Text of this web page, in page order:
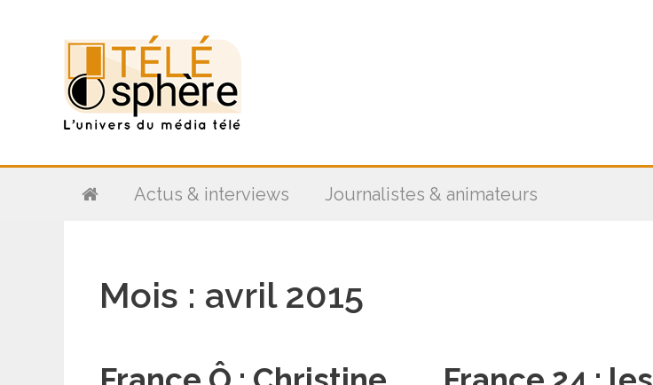
Actus & interviews Journalistes & animateurs
Mois : avril 2015